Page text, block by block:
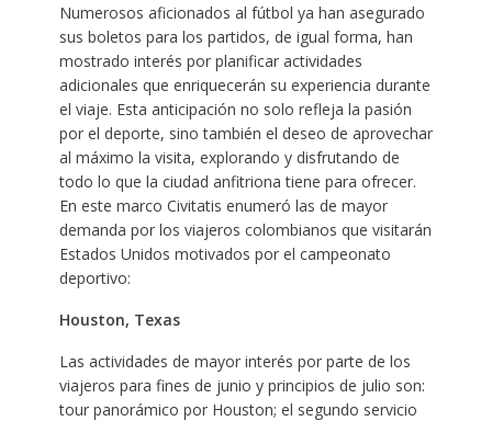
Numerosos aficionados al fútbol ya han asegurado
sus boletos para los partidos, de igual forma, han
mostrado interés por planificar actividades
adicionales que enriquecerán su experiencia durante
el viaje. Esta anticipación no solo refleja la pasión
por el deporte, sino también el deseo de aprovechar
al máximo la visita, explorando y disfrutando de
todo lo que la ciudad anfitriona tiene para ofrecer.
En este marco Civitatis enumeró las de mayor
demanda por los viajeros colombianos que visitarán
Estados Unidos motivados por el campeonato
deportivo:
Houston, Texas
Las actividades de mayor interés por parte de los
viajeros para fines de junio y principios de julio son:
tour panorámico por Houston; el segundo servicio